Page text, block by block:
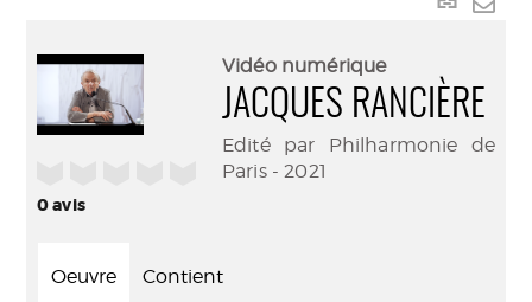
mail
0avis
Vidéo numérique
JACQUES RANCIÈRE
Edité par Philharmonie de
Paris - 2021
Oeuvre Contient